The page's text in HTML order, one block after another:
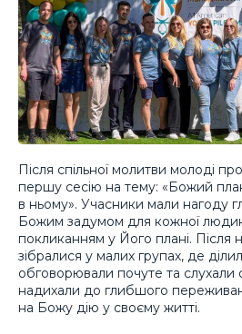
Після спільної молитви молоді
першу сесію на тему: «Божий план
в ньому». Учасники мали нагоду
Божим задумом для кожної
покликанням у Його плані. Після
зібралися у малих групах, де
обговорювали почуте та слухали
надихали до глибшого
на Божу дію у своєму житті.